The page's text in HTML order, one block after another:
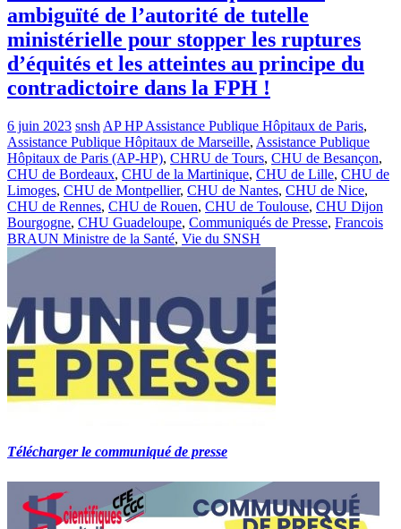
ambiguïté de l’autorité de tutelle
ministérielle pour stopper les ruptures
d’équités et les atteintes au principe du
contradictoire dans la FPH !
6 juin 2023 snsh AP HP Assistance Publique Hôpitaux de Paris,
Assistance Publique Hôpitaux de Marseille, Assistance Publique
Hôpitaux de Paris (AP-HP), CHRU de Tours, CHU de Besançon,
CHU de Bordeaux, CHU de la Martinique, CHU de Lille, CHU de
Limoges, CHU de Montpellier, CHU de Nantes, CHU de Nice,
CHU de Rennes, CHU de Rouen, CHU de Toulouse, CHU Dijon
Bourgogne, CHU Guadeloupe, Communiqués de Presse, Francois
BRAUN Ministre de la Santé, Vie du SNSH
Télécharger le communiqué de presse